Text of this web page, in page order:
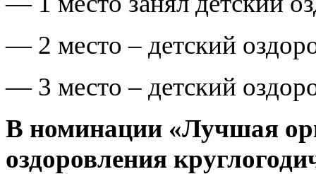
— 2 место – детский
— 3 место – детский
В номинации «Лучшая
оздоровления